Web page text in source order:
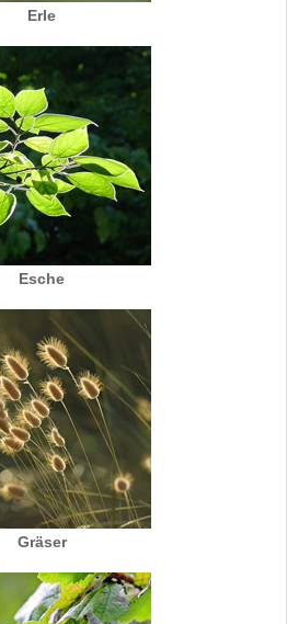
Erle
Esche
Gräser